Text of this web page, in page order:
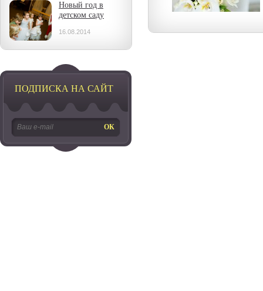
Новый год в
детском саду
16.08.2014
ПОДПИСКА НА САЙТ